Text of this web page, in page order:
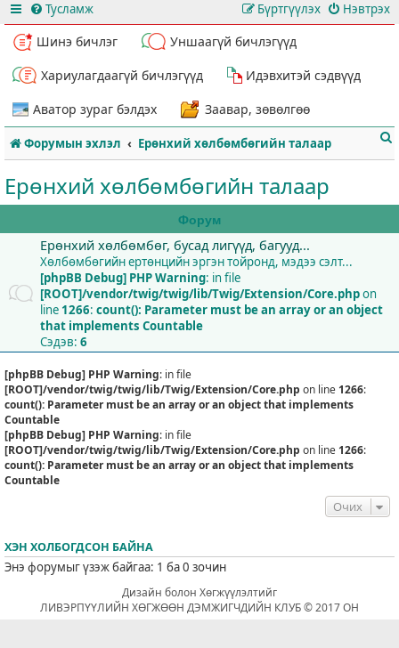
Тусламж Нэвтрэх
Бүртгүүлэх
Шинэ бичлэг
Уншаагүй бичлэгүүд
Хариулагдаагүй бичлэгүүд
Идэвхитэй сэдвүүд
Аватор зураг бэлдэх
Заавар, зөвөлгөө
Форумын эхлэл Ерөнхий хөлбөмбөгийн талаар
Ерөнхий хөлбөмбөгийн талаар
Форум
Ерөнхий хөлбөмбөг, бусад лигүүд, багууд...
Хөлбөмбөгийн ертөнцийн эргэн тойронд, мэдээ сэлт...
[phpBB Debug] PHP Warning: in file
[ROOT]/vendor/twig/twig/lib/Twig/Extension/Core.phpon
line 1266: count(): Parameter must be an array or an object
that implements Countable
Сэдэв: 6
[phpBB Debug] PHP Warning: in file
[ROOT]/vendor/twig/twig/lib/Twig/Extension/Core.php on line 1266:
count(): Parameter must be an array or an object that implements
Countable
[phpBB Debug] PHP Warning: in file
[ROOT]/vendor/twig/twig/lib/Twig/Extension/Core.php on line 1266:
count(): Parameter must be an array or an object that implements
Countable
Очих
ХЭН ХОЛБОГДСОН БАЙНА
Энэ форумыг үзэж байгаа: 1 ба 0 зочин
Дизайн болон Хөгжүүлэлтийг
ЛИВЭРПҮҮЛИЙН ХӨГЖӨӨН ДЭМЖИГЧДИЙН КЛУБ © 2017 ОН